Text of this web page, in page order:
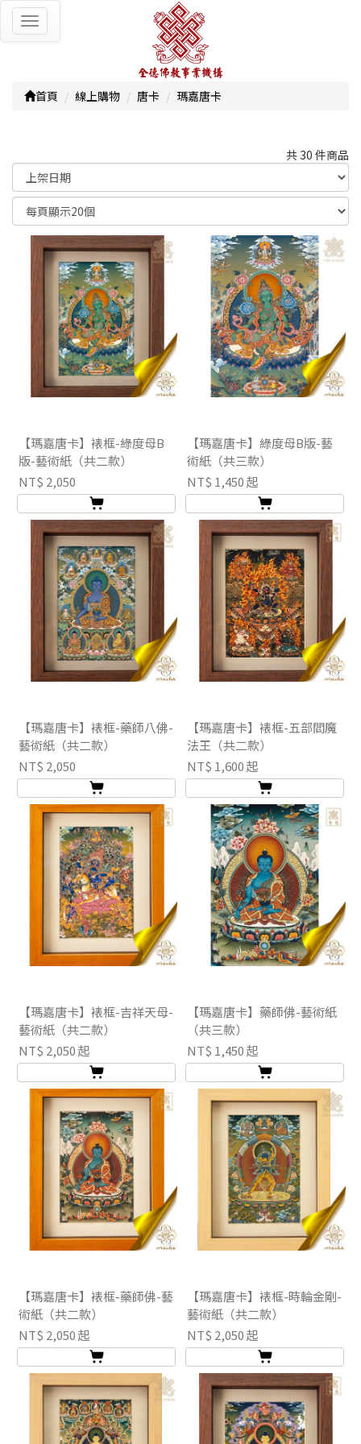
Toggle
navigation
首頁 線上購物 唐卡 瑪嘉唐卡
共 30 件商品
顯示篩選條件
【瑪嘉唐卡】裱框-綠度母B
版-藝術紙（共二款）
NT$ 2,050
【瑪嘉唐卡】綠度母B版-藝
術紙（共三款）
NT$ 1,450 起
【瑪嘉唐卡】裱框-藥師八佛-
藝術紙（共二款）
NT$ 2,050
【瑪嘉唐卡】裱框-五部閻魔
法王（共二款）
NT$ 1,600 起
【瑪嘉唐卡】裱框-吉祥天母-
藝術紙（共二款）
NT$ 2,050 起
【瑪嘉唐卡】藥師佛-藝術紙
（共三款）
NT$ 1,450 起
【瑪嘉唐卡】裱框-藥師佛-藝
術紙（共二款）
NT$ 2,050 起
【瑪嘉唐卡】裱框-時輪金剛-
藝術紙（共二款）
NT$ 2,050 起